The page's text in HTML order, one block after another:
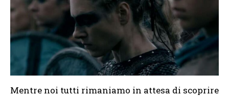
Mentre noi tutti rimaniamo in attesa di scoprire